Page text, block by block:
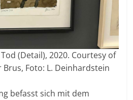
(Detail), 2020. Courtesy of
Foto: L. Deinhardstein
befasst sich mit dem